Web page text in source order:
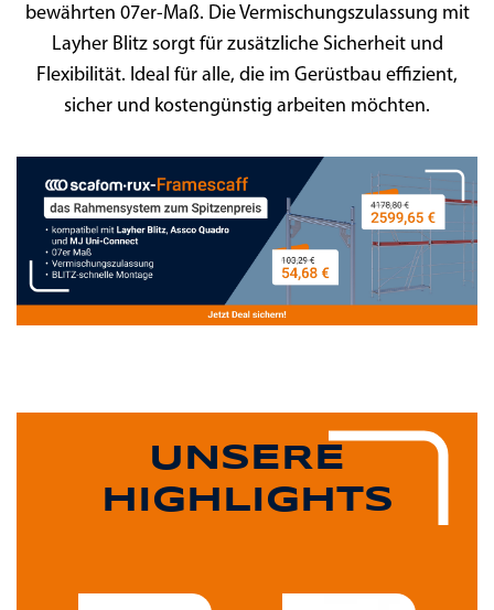
bewährten 07er-Maß. Die Vermischungszulassung mit
Layher Blitz sorgt für zusätzliche Sicherheit und
Flexibilität. Ideal für alle, die im Gerüstbau effizient,
sicher und kostengünstig arbeiten möchten.
UNSERE
HIGHLIGHTS